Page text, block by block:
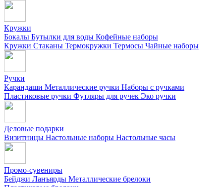
Кружки
Бокалы Бутылки для воды Кофейные наборы
Кружки Стаканы Термокружки Термосы Чайные наборы
Ручки
Карандаши Металлические ручки Наборы с ручками
Пластиковые ручки Футляры для ручек Эко ручки
Деловые подарки
Визитницы Настольные наборы Настольные часы
Промо-сувениры
Бейджи Ланъярды Металлические брелоки